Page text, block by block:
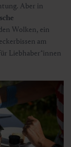
Aber in
Wolken, ein
am
Liebhaber*innen